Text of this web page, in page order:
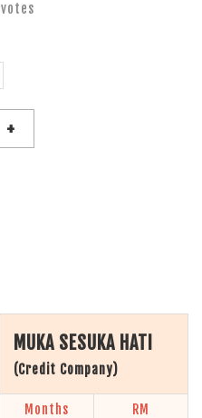
votes
+
MUKA SESUKA HATI
(Credit Company)
Months RM